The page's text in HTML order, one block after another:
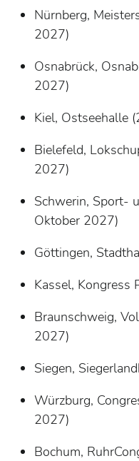
Nürnberg,
2027)
Osnabrück,
2027)
Kiel, Ostseehalle
Bielefeld,
2027)
Schwerin, Sport-
Oktober 2027)
Göttingen,
Kassel, Kongress
Braunschweig,
2027)
Siegen,
Würzburg,
2027)
Bochum,